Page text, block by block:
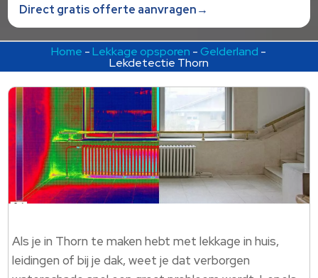
Direct gratis offerte aanvragen→
Home -Lekkage opsporen -Gelderland -
Lekdetectie Thorn
Als je in Thorn te maken hebt met lekkage in huis,
leidingen of bij je dak, weet je dat verborgen